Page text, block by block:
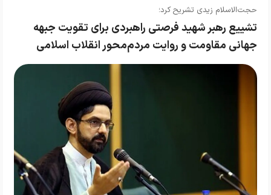
حجت‌الاسلام زیدی تشریح کرد؛
تشییع رهبر شهید فرصتی راهبردی برای تقویت جبهه
جهانی مقاومت و روایت مردم‌محور انقلاب اسلامی